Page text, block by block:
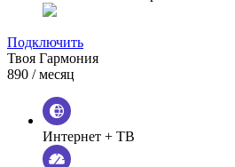
Подключить
Твоя Гармония
890 / месяц
Интернет + ТВ